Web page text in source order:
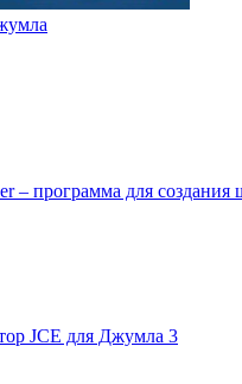
– программа для создания
JCE для Джумла 3